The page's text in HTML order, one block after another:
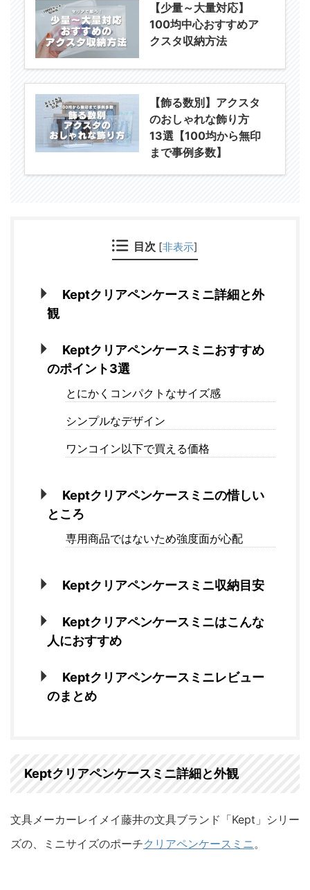
【少量～大量対応】
100均中心おすすめア
クスタ収納方法
【飾る数別】アクスタ
のおしゃれな飾り方
13選【100均から無印
まで事例多数】
目次 [非表示]
Keptクリアペンケースミニ詳細と外
観
Keptクリアペンケースミニおすすめ
のポイント3選
とにかくコンパクトなサイズ感
シンプルなデザイン
ワンコイン以下で買える価格
Keptクリアペンケースミニの惜しい
ところ
専用商品ではないため強度面が心配
Keptクリアペンケースミニ収納目安
Keptクリアペンケースミニはこんな
人におすすめ
Keptクリアペンケースミニレビュー
のまとめ
Keptクリアペンケースミニ詳細と外観
文具メーカーレイメイ藤井の文具ブランド「Kept」シリー
ズの、ミニサイズのポーチクリアペンケースミニ 。